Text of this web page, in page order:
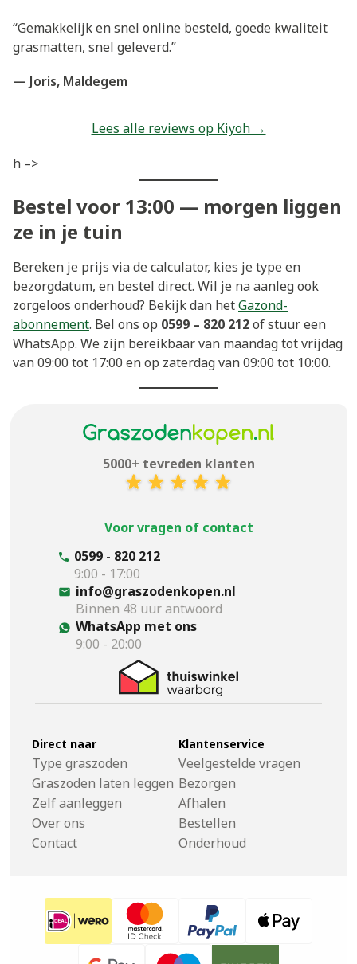
“Gemakkelijk en snel online besteld, goede kwaliteit
grasmatten, snel geleverd.”
— Joris, Maldegem
Lees alle reviews op Kiyoh →
h –>
Bestel voor 13:00 — morgen liggen
ze in je tuin
Bereken je prijs via de calculator, kies je type en
bezorgdatum, en bestel direct. Wil je na aanleg ook
zorgeloos onderhoud? Bekijk dan hetGazond-
abonnement. Bel ons op 0599 – 820 212of stuur een
WhatsApp. We zijn bereikbaar van maandag tot vrijdag
van 09:00 tot 17:00 en op zaterdag van 09:00 tot 10:00.
5000+ tevreden klanten
Voor vragen of contact
0599 - 820 212
9:00 - 17:00
info@graszodenkopen.nl
Binnen 48 uur antwoord
WhatsApp met ons
9:00 - 20:00
Direct naar
Type graszoden
Graszoden laten leggen
Zelf aanleggen
Over ons
Contact
Klantenservice
Veelgestelde vragen
Bezorgen
Afhalen
Bestellen
Onderhoud